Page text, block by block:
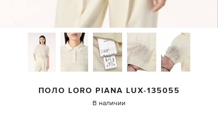
ПОЛО LORO PIANA LUX-135055
В наличии